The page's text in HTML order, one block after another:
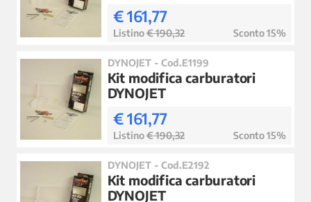
€ 161,77
Listino€ 190,32 Sconto 15%
DYNOJET - Cod.E1199
Kit modifica carburatori
DYNOJET
€ 161,77
Listino€ 190,32 Sconto 15%
DYNOJET - Cod.E2192
Kit modifica carburatori
DYNOJET